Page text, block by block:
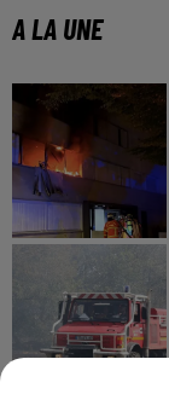
A LA UNE